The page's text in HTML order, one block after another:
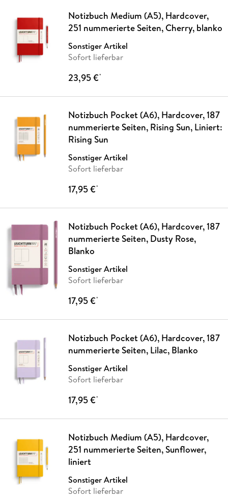
Notizbuch Medium (A5), Hardcover,
251 nummerierte Seiten, Cherry, blanko
Sonstiger Artikel
Sofort lieferbar
23,95 €*
Notizbuch Pocket (A6), Hardcover, 187
nummerierte Seiten, Rising Sun, Liniert:
Rising Sun
Sonstiger Artikel
Sofort lieferbar
17,95 €*
Notizbuch Pocket (A6), Hardcover, 187
nummerierte Seiten, Dusty Rose,
Blanko
Sonstiger Artikel
Sofort lieferbar
17,95 €*
Notizbuch Pocket (A6), Hardcover, 187
nummerierte Seiten, Lilac, Blanko
Sonstiger Artikel
Sofort lieferbar
17,95 €*
Notizbuch Medium (A5), Hardcover,
251 nummerierte Seiten, Sunflower,
liniert
Sonstiger Artikel
Sofort lieferbar